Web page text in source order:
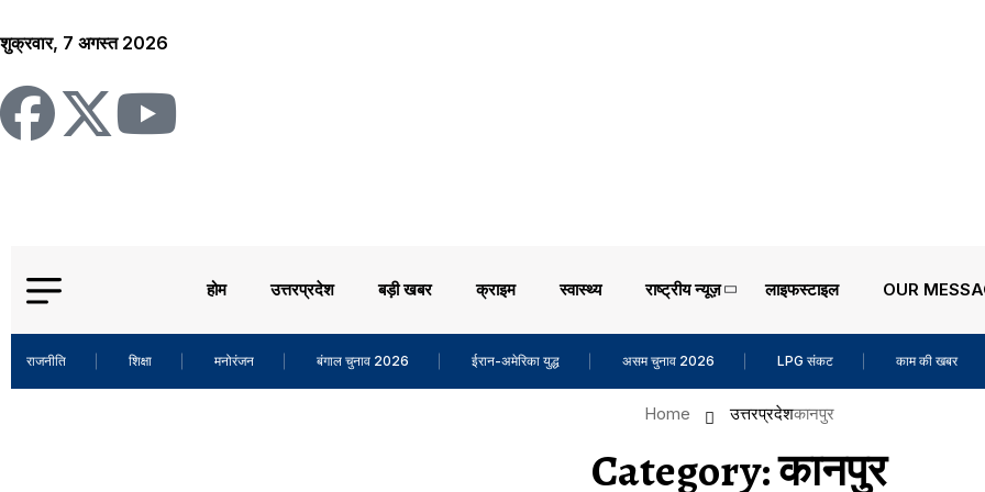
शुक्रवार, 7 अगस्त 2026
होम उत्तरप्रदेश बड़ी खबर क्राइम स्वास्थ्य राष्ट्रीय न्यूज़ लाइफस्टाइल OUR
राजनीति शिक्षा मनोरंजन बंगाल चुनाव 2026 ईरान-अमेरिका युद्ध असम चुनाव 2026 LPG संकट काम की खबर
Home उत्तरप्रदेशकानपुर
Category:कानपुर